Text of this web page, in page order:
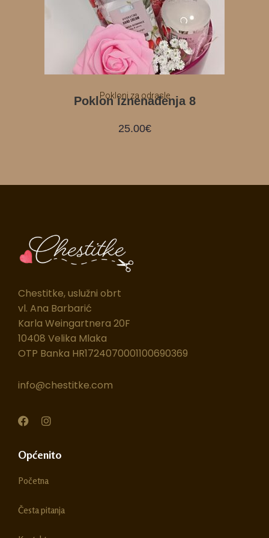
Pokloni za odrasle
Poklon iznenađenja 8
25.00€
Chestitke, uslužni obrt
vl. Ana Barbarić
Karla Weingartnera 20F
10408 Velika Mlaka
OTP Banka HR1724070001100690369
info@chestitke.com
F
e
b
o
I
t
r
m
Općenito
Početna
Česta pitanja